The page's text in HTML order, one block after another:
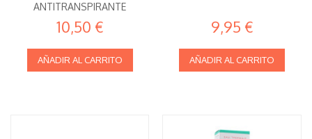
ANTITRANSPIRANTE
CONTROL EXTREMO 72H 50
ML
10,50 €
AÑADIR AL CARRITO
9,95 €
AÑADIR AL CARRITO